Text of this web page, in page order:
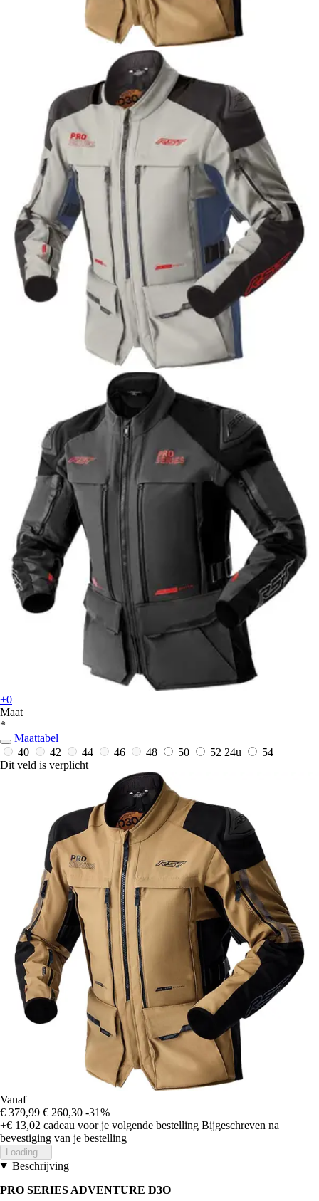
+0
Maat
*
Maattabel
40
42 44 46 48 50 52 24u
54
Dit veld is verplicht
Vanaf
€ 379,99 € 260,30 -31%
+€ 13,02 cadeau voor je volgende bestelling Bijgeschreven na
bevestiging van je bestelling
Loading...
Beschrijving
PRO SERIES ADVENTURE D3O